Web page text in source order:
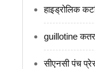
हाइड्रोलिक
guillotine
सीएनसी पंच